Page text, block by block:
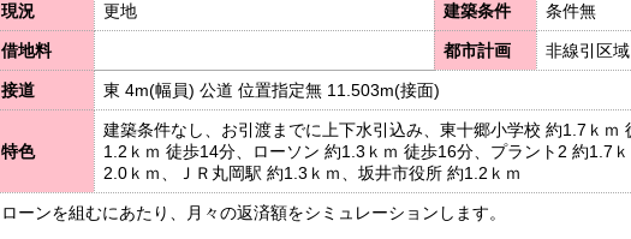
現況 更地 建築条件 条件無
借地料 都市計画 非線引区域
接道 東 4m(幅員) 公道 位置指定無 11.503m(接面)
特色
建築条件なし、お引渡までに上下水引込み、東十郷小学校 約1.7ｋｍ
1.2ｋｍ 徒歩14分、ローソン 約1.3ｋｍ 徒歩16分、プラント2 約1.7
2.0ｋｍ、ＪＲ丸岡駅 約1.3ｋｍ、坂井市役所 約1.2ｋｍ
ローンを組むにあたり、月々の返済額をシミュレーションします。